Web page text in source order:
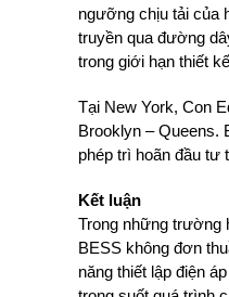
ngưỡng chịu tải của
truyền qua đường
trong giới hạn thiết
Tại New York, Con
Brooklyn – Queens.
phép trì hoãn đầu tư
Kết luận
Trong những trường
BESS không đơn
năng thiết lập điện